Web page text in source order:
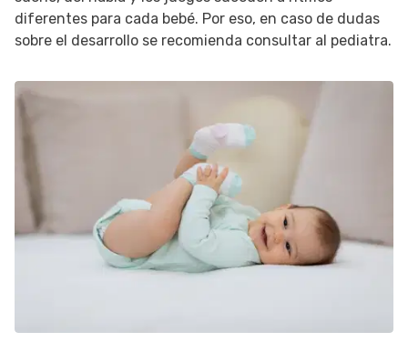
diferentes para cada bebé. Por eso, en caso de dudas
sobre el desarrollo se recomienda consultar al pediatra.